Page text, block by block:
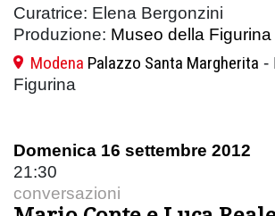
Curatrice: Elena Bergonzini
Produzione: Museo della Figurina
Modena Palazzo Santa Margherita -
Figurina
Domenica 16 settembre 2012
21:30
conversazioni